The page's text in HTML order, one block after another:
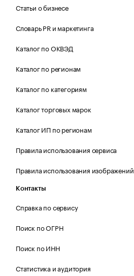
Статьи о бизнесе
Словарь PR и маркетинга
Каталог по ОКВЭД
Каталог по регионам
Каталог по категориям
Каталог торговых марок
Каталог ИП по регионам
Правила использования сервиса
Правила использования изображений
Контакты
Справка по сервису
Поиск по ОГРН
Поиск по ИНН
Статистика и аудитория